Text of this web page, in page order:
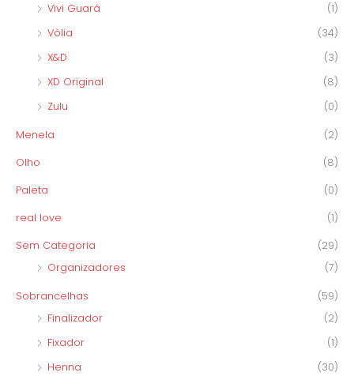
Vivi Guará
(1)
Vòlia
(34)
X&D
(3)
XD Original
(8)
Zulu
(0)
Menela (2)
Olho (8)
Paleta (0)
real love (1)
Sem Categoria
(29)
Organizadores
(7)
Sobrancelhas
(59)
Finalizador
(2)
Fixador
(1)
Henna
(30)